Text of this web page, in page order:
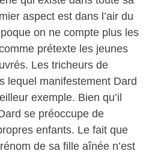
aspect est dans l’air du
on ne compte plus les
prétexte les jeunes
Les tricheurs de
lequel manifestement Dard
exemple. Bien qu’il
se préoccupe de
enfants. Le fait que
de sa fille aînée n’est